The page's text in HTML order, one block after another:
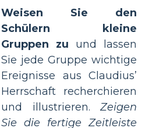
Weisen Sie den
Schülern kleine
Gruppen zu und lassen
Sie jede Gruppe wichtige
Ereignisse aus Claudius’
Herrschaft recherchieren
und illustrieren. Zeigen
Sie die fertige Zeitleiste